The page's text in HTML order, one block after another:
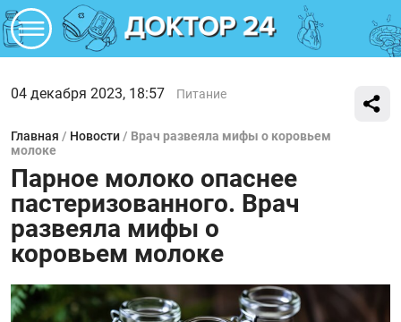
04 декабря 2023, 18:57 Питание
Главная / Новости / Врач развеяла мифы о коровьем
молоке
Парное молоко опаснее
пастеризованного. Врач
развеяла мифы о
коровьем молоке